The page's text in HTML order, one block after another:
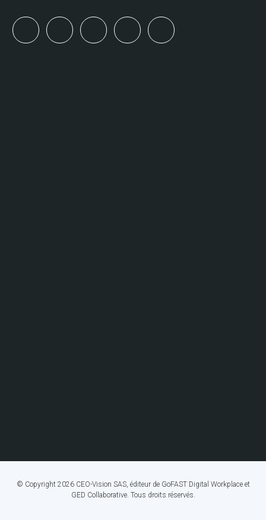
linkedinyoutubebluesky mastodon
© Copyright 2026 CEO-Vision SAS, éditeur de GoFAST Digital Workplace et
GED Collaborative. Tous droits réservés.